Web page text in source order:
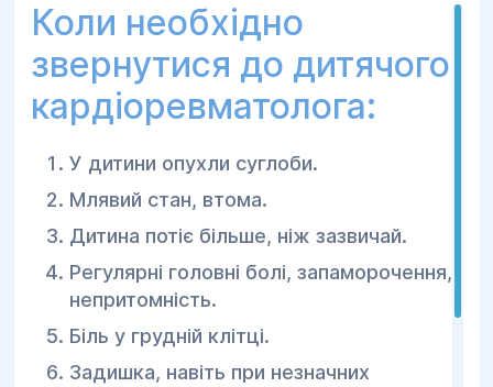
Коли необхідно
звернутися до дитячого
кардіоревматолога:
У дитини опухли суглоби.
Млявий стан, втома.
Дитина потіє більше, ніж зазвичай.
Регулярні головні болі, запаморочення,
непритомність.
Біль у грудній клітці.
Задишка, навіть при незначних